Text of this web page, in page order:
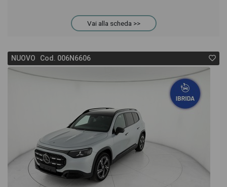
consigliata per l'acquisto del veicolo.
Vai alla scheda >>
NUOVO Cod. 006N6606